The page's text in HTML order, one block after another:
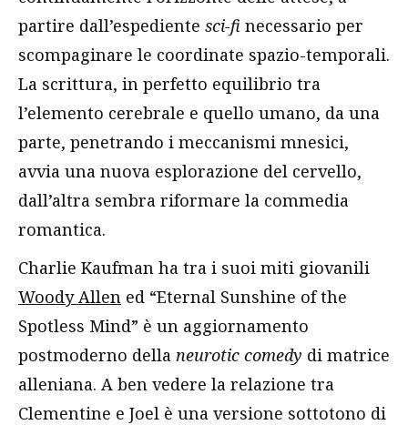
partire dall’espediente sci-fi necessario per
scompaginare le coordinate spazio-temporali.
La scrittura, in perfetto equilibrio tra
l’elemento cerebrale e quello umano, da una
parte, penetrando i meccanismi mnesici,
avvia una nuova esplorazione del cervello,
dall’altra sembra riformare la commedia
romantica.
Charlie Kaufman ha tra i suoi miti giovanili
Woody Allen ed “Eternal Sunshine of the
Spotless Mind” è un aggiornamento
postmoderno della neurotic comedy di matrice
alleniana. A ben vedere la relazione tra
Clementine e Joel è una versione sottotono di